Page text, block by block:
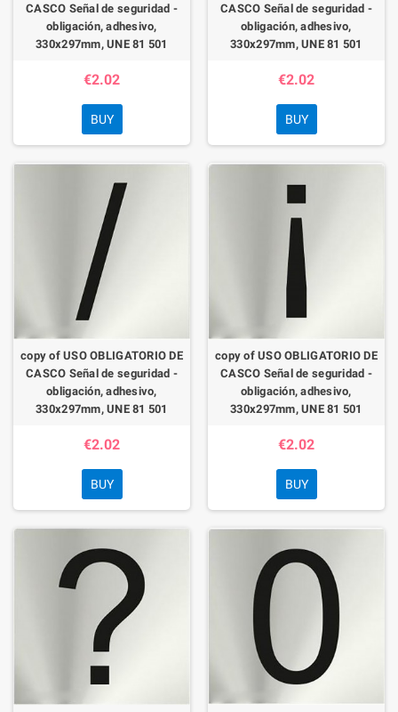
CASCO Señal de seguridad -
obligación, adhesivo,
330x297mm, UNE 81 501
€2.02
BUY
CASCO Señal de seguridad -
obligación, adhesivo,
330x297mm, UNE 81 501
€2.02
BUY
copy of USO OBLIGATORIO DE
CASCO Señal de seguridad -
obligación, adhesivo,
330x297mm, UNE 81 501
€2.02
BUY
copy of USO OBLIGATORIO DE
CASCO Señal de seguridad -
obligación, adhesivo,
330x297mm, UNE 81 501
€2.02
BUY